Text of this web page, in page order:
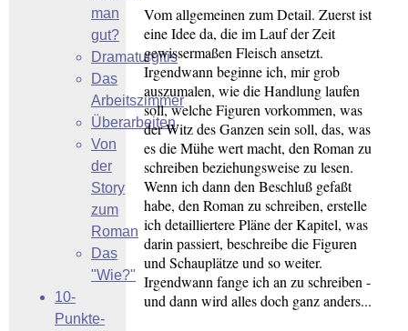
man
gut?
Dramaturgitis
Das
Arbeitszimmer
Überarbeiten
Von
der
Story
zum
Roman
Das
"Wie?"
10-
Punkte-
Vom allgemeinen zum Detail. Zuerst ist
eine Idee da, die im Lauf der Zeit
gewissermaßen Fleisch ansetzt.
Irgendwann beginne ich, mir grob
auszumalen, wie die Handlung laufen
soll, welche Figuren vorkommen, was
der Witz des Ganzen sein soll, das, was
es die Mühe wert macht, den Roman zu
schreiben beziehungsweise zu lesen.
Wenn ich dann den Beschluß gefaßt
habe, den Roman zu schreiben, erstelle
ich detailliertere Pläne der Kapitel, was
darin passiert, beschreibe die Figuren
und Schauplätze und so weiter.
Irgendwann fange ich an zu schreiben -
und dann wird alles doch ganz anders...